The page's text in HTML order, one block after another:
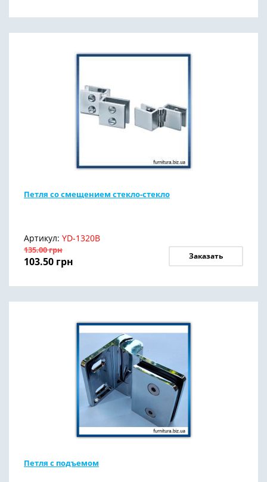
Петля со смещением стекло-стекло
Артикул: YD-1320B
135.00грн
103.50 грн Заказать
Петля с подъемом